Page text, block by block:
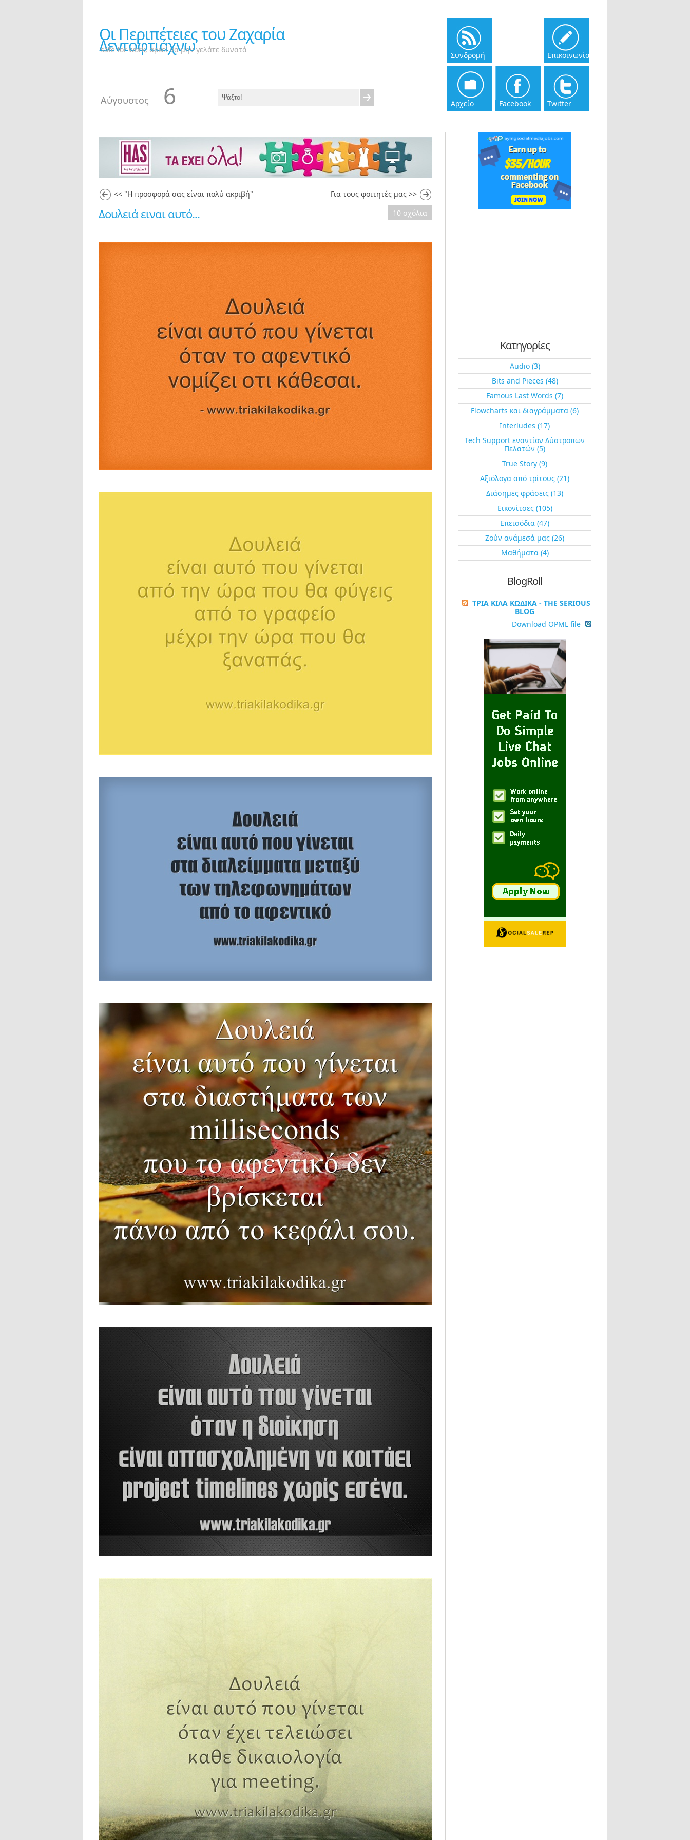
Οι Περιπέτειες του Ζαχαρία
Δεντοφτιάχνω
safe for work, αρκεί να μην γελάτε δυνατά
Αύγουστος 6
Συνδρομή Επικοινωνία
Αρχείο Facebook Twitter
<< "Η προσφορά σας είναι πολύ ακριβή" Για τους φοιτητές μας >>
Δουλειά ειναι αυτό... 10 σχόλια
Κατηγορίες
Audio (3)
Bits and Pieces (48)
Famous Last Words (7)
Flowcharts και διαγράμματα (6)
Interludes (17)
Tech Support εναντίον Δύστροπων
Πελατών (5)
True Story (9)
Αξιόλογα από τρίτους (21)
Διάσημες φράσεις (13)
Εικονίτσες (105)
Επεισόδια (47)
Ζούν ανάμεσά μας (26)
Μαθήματα (4)
BlogRoll
ΤΡΙΑ ΚΙΛΑ ΚΩΔΙΚΑ - THE SERIOUS
BLOG
Download OPML file